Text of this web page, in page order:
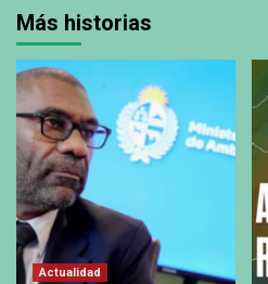
Más historias
Actualidad